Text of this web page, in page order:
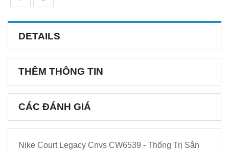
DETAILS
THÊM THÔNG TIN
CÁC ĐÁNH GIÁ
Nike Court Legacy Cnvs CW6539 - Thống Trị Sân